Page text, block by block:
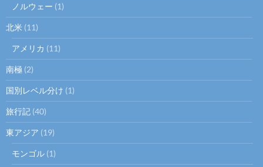
ノルウェー (1)
北米 (11)
アメリカ (11)
南極 (2)
国別レベル分け (1)
旅行記 (40)
東アジア (19)
モンゴル (1)